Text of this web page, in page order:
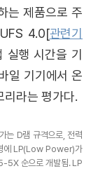
는 제품으로 주
4.0[관련기
행 시간을 기
일 기기에서 온
리라는 평가다.
는 D램 규격으로, 전력
에 LP(Low Power)가
순으로 개발됨. LP